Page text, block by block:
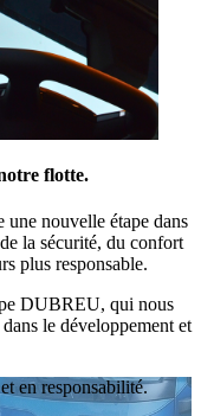
flotte.
une nouvelle étape dans
la sécurité, du confort
plus responsable.
DUBREU, qui nous
le développement et
en responsabilité.